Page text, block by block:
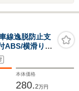
線逸脱防止支
ABS/横滑り防
/アルミホイ
本体価格
280.2万円